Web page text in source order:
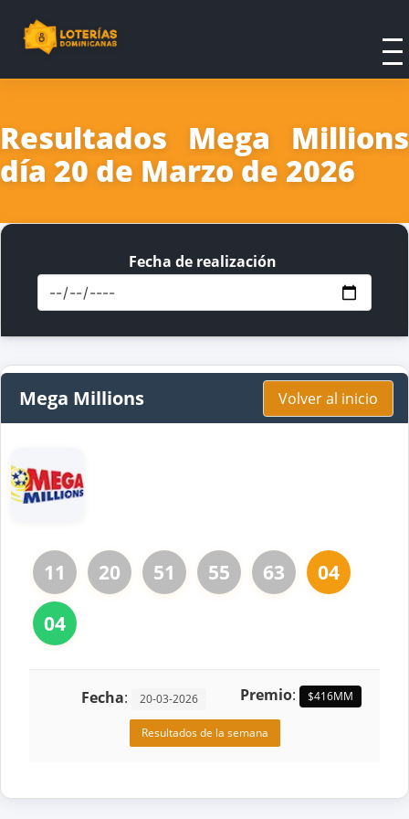
Resultados Mega Millions
día 20 de Marzo de 2026
Fecha de realización
Mega Millions Volver al inicio
11 20 51 55 63
04
04
Fecha: 20-03-2026 Premio: $416MM
Resultados de la semana